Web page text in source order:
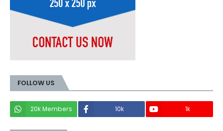
FOLLOW US
20k Members 10k 1k